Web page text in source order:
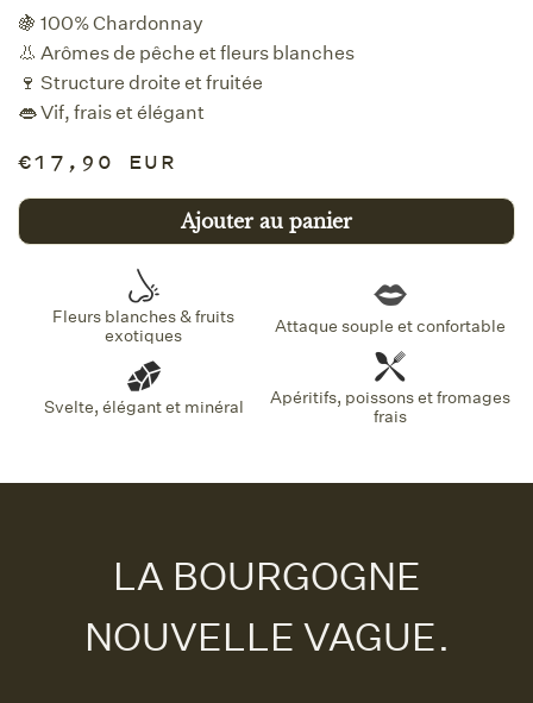
🍇 100% Chardonnay
👃 Arômes de pêche et fleurs blanches
🍷 Structure droite et fruitée
👄 Vif, frais et élégant
Prix
€17,90 EUR
Ajouter au panier
Fleurs blanches & fruits
exotiques
Attaque souple et confortable
Svelte, élégant et minéral
Apéritifs, poissons et fromages
frais
LA BOURGOGNE
NOUVELLE VAGUE.